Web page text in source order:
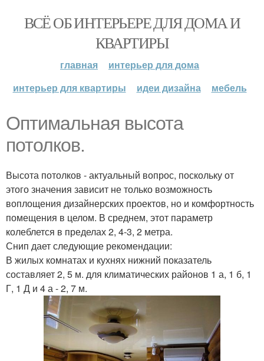
ВСЁ ОБ ИНТЕРЬЕРЕ ДЛЯ ДОМА И
КВАРТИРЫ
главная
интерьер для дома
интерьер для квартиры
идеи дизайна мебель
Оптимальная высота
потолков.
Высота потолков - актуальный вопрос, поскольку от
этого значения зависит не только возможность
воплощения дизайнерских проектов, но и комфортность
помещения в целом. В среднем, этот параметр
колеблется в пределах 2, 4-3, 2 метра.
Снип дает следующие рекомендации:
В жилых комнатах и кухнях нижний показатель
составляет 2, 5 м. для климатических районов 1 а, 1 б, 1
Г, 1 Д и 4 а - 2, 7 м.